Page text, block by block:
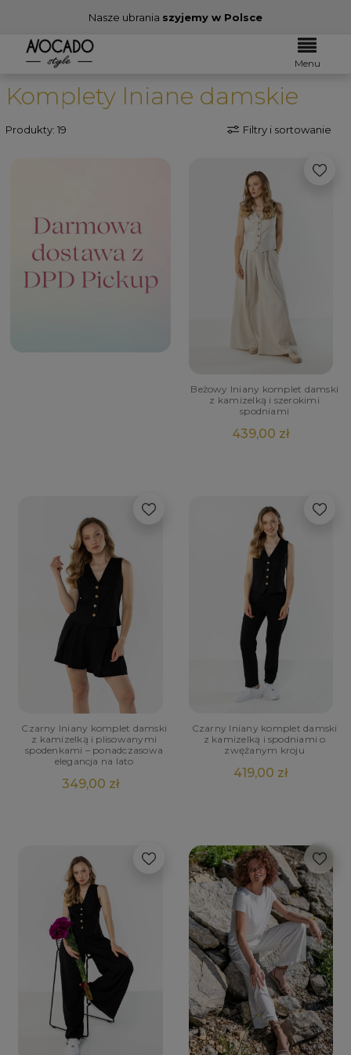
Nasze ubrania szyjemy w Polsce
Menu
Komplety lniane damskie
Produkty: 19 Filtry i sortowanie
Beżowy lniany komplet damski
z kamizelką i szerokimi
spodniami
439,00 zł
Czarny lniany komplet damski
z kamizelką i plisowanymi
spodenkami – ponadczasowa
elegancja na lato
349,00 zł
Czarny lniany komplet damski
z kamizelką i spodniami o
zwężanym kroju
419,00 zł